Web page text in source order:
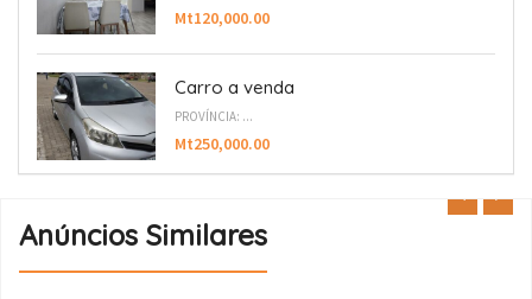
Mt120,000.00
Carro a venda
PROVÍNCIA: ...
Mt250,000.00
Anúncios Similares